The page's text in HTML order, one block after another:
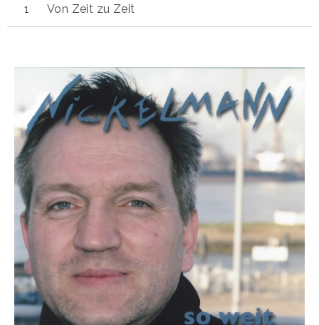
Von Zeit zu Zeit